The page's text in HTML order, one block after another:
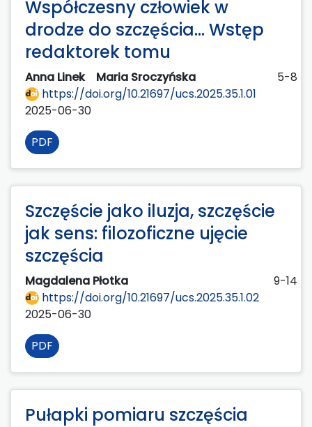
Współczesny człowiek w
drodze do szczęścia... Wstęp
redaktorek tomu
Anna Linek Maria Sroczyńska
5-8
https://doi.org/10.21697/ucs.2025.35.1.01
2025-06-30
PDF
Szczęście jako iluzja, szczęście
jak sens: filozoficzne ujęcie
szczęścia
Magdalena Płotka
9-14
https://doi.org/10.21697/ucs.2025.35.1.02
2025-06-30
PDF
Pułapki pomiaru szczęścia